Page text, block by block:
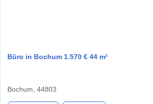
Büro in Bochum 1.570 € 44 m²
Bochum, 44803